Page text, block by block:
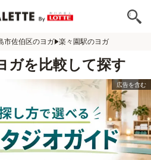
市佐伯区のヨガ 楽々園駅のヨガ
ガを比較して探す